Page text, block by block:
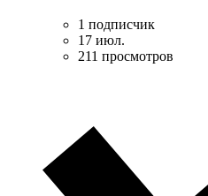
1 подписчик
17 июл.
211 просмотров